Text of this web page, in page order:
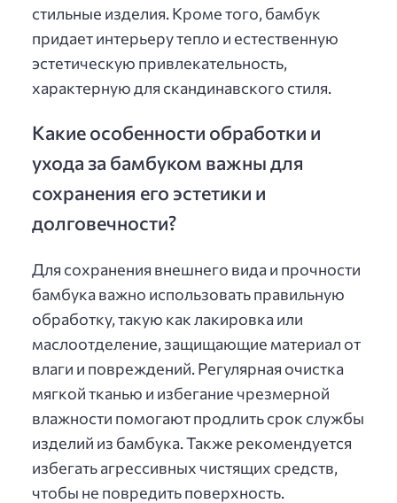
стильные изделия. Кроме того, бамбук
придает интерьеру тепло и естественную
эстетическую привлекательность,
характерную для скандинавского стиля.
Какие особенности обработки и
ухода за бамбуком важны для
сохранения его эстетики и
долговечности?
Для сохранения внешнего вида и прочности
бамбука важно использовать правильную
обработку, такую как лакировка или
маслоотделение, защищающие материал от
влаги и повреждений. Регулярная очистка
мягкой тканью и избегание чрезмерной
влажности помогают продлить срок службы
изделий из бамбука. Также рекомендуется
избегать агрессивных чистящих средств,
чтобы не повредить поверхность.